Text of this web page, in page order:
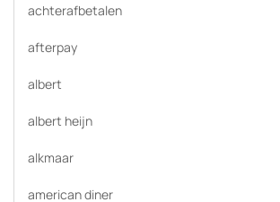
achterafbetalen
afterpay
albert
albert heijn
alkmaar
american diner